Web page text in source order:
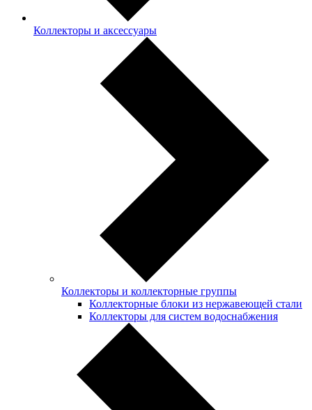
Коллекторы и аксессуары
Коллекторы и коллекторные группы
Коллекторные блоки из нержавеющей стали
Коллекторы для систем водоснабжения